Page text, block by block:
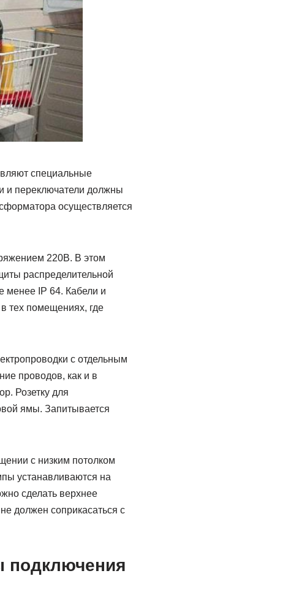
специальные
и переключатели должны
осуществляется
220В. В этом
распределительной
менее IP 64. Кабели и
тех помещениях, где
с отдельным
проводов, как и в
Розетку для
ямы. Запитывается
с низким потолком
устанавливаются на
сделать верхнее
должен соприкасаться с
подключения